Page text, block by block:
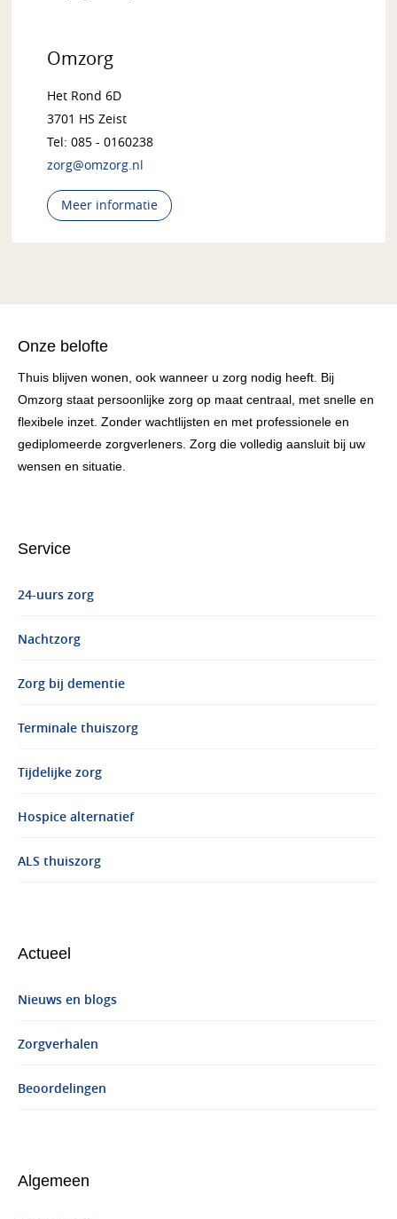
Omzorg
Het Rond 6D
3701 HS Zeist
Tel: 085 - 0160238
zorg@omzorg.nl
Meer informatie
Onze belofte
Thuis blijven wonen, ook wanneer u zorg nodig heeft. Bij
Omzorg staat persoonlijke zorg op maat centraal, met snelle en
flexibele inzet. Zonder wachtlijsten en met professionele en
gediplomeerde zorgverleners. Zorg die volledig aansluit bij uw
wensen en situatie.
Service
24-uurs zorg
Nachtzorg
Zorg bij dementie
Terminale thuiszorg
Tijdelijke zorg
Hospice alternatief
ALS thuiszorg
Actueel
Nieuws en blogs
Zorgverhalen
Beoordelingen
Algemeen